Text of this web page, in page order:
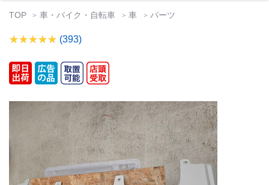
TOP 車・バイク・自転車 車 パーツ
(393)